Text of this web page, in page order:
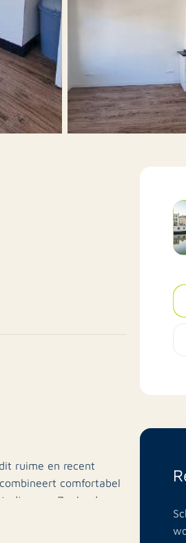
ruime en recent
comfortabel
van Zeeland.